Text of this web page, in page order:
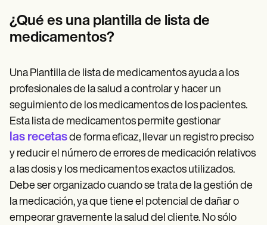
Demos
Training Hub
Become a Partner
Pricing
Why Carepatron?
Login
Get started
¿Qué es una plantilla de lista de
medicamentos?
Una Plantilla de lista de medicamentos ayuda a los
profesionales de la salud a controlar y hacer un
seguimiento de los medicamentos de los pacientes.
Esta lista de medicamentos permite gestionar
las recetasde forma eficaz, llevar un registro preciso
y reducir el número de errores de medicación relativos
a las dosis y los medicamentos exactos utilizados.
Debe ser organizado cuando se trata de la gestión de
la medicación, ya que tiene el potencial de dañar o
empeorar gravemente la salud del cliente. No sólo